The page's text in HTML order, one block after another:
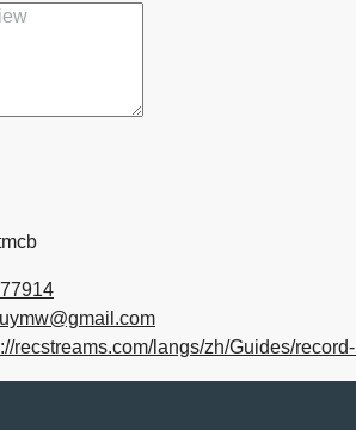
recstreams.com/langs/zh/Guides/